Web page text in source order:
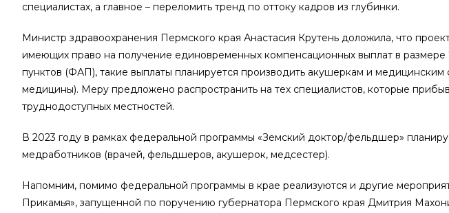
специалистах, а главное – переломить тренд по оттоку кадров из глубинки.
Министр здравоохранения Пермского края Анастасия Крутень доложила, что
имеющих право на получение единовременных компенсационных выплат в
пунктов (ФАП), такие выплаты планируется производить акушеркам и
медицины). Меру предложено распространить на тех специалистов, которые
труднодоступных местностей.
В 2023 году в рамках федеральной программы «Земский доктор/фельдшер»
медработников (врачей, фельдшеров, акушерок, медсестер).
Напомним, помимо федеральной программы в крае реализуются и другие
Прикамья», запущенной по поручению губернатора Пермского края Дмитрия